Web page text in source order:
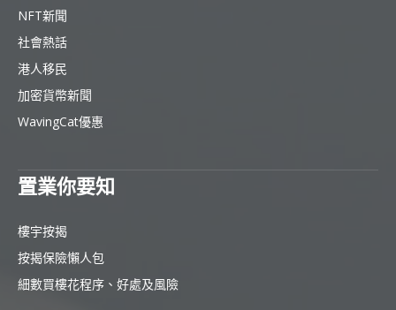
NFT新聞
社會熱話
港人移民
加密貨幣新聞
WavingCat優惠
置業你要知
樓宇按揭
按揭保險懶人包
細數買樓花程序、好處及風險